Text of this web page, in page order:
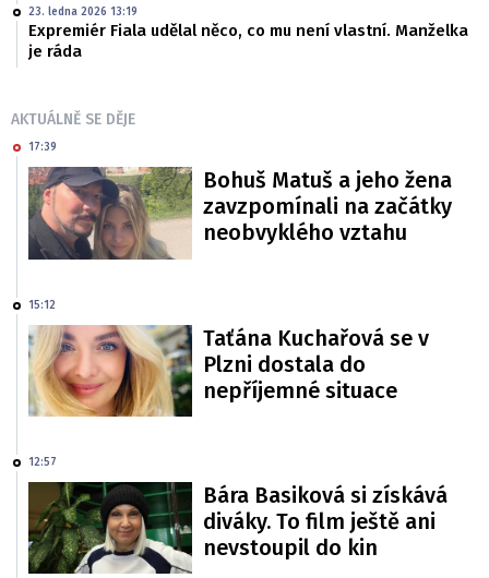
23. ledna 2026 13:19
Expremiér Fiala udělal něco, co mu není vlastní. Manželka
je ráda
AKTUÁLNĚ SE DĚJE
17:39
Bohuš Matuš a jeho žena
zavzpomínali na začátky
neobvyklého vztahu
15:12
Taťána Kuchařová se v
Plzni dostala do
nepříjemné situace
12:57
Bára Basiková si získává
diváky. To film ještě ani
nevstoupil do kin